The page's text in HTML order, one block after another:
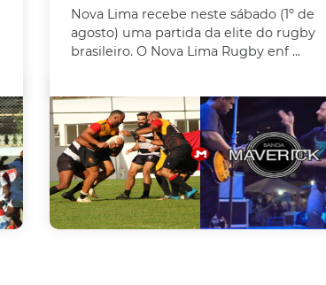
Nova Lima recebe neste sábado (1º de
agosto) uma partida da elite do rugby
brasileiro. O Nova Lima Rugby enf ...